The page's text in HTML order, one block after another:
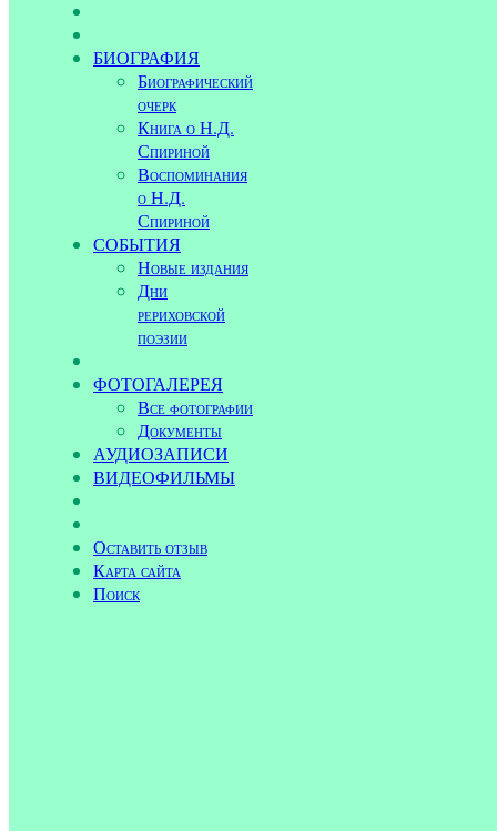
БИОГРАФИЯ
Биографический
очерк
Книга о Н.Д.
Спириной
Воспоминания
о Н.Д.
Спириной
СОБЫТИЯ
Новые издания
Дни
рериховской
поэзии
ФОТОГАЛЕРЕЯ
Все фотографии
Документы
АУДИОЗАПИСИ
ВИДЕОФИЛЬМЫ
Оставить отзыв
Карта сайта
Поиск